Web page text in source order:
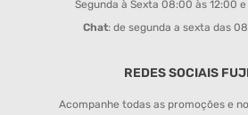
Segunda à Sexta 08:00 às 12:00
Chat: de segunda a sexta das
REDES SOCIAIS
Acompanhe todas as promoções e